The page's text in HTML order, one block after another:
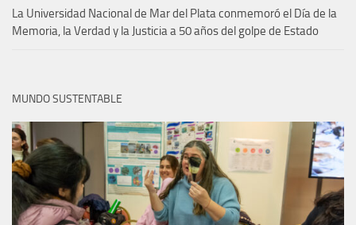
La Universidad Nacional de Mar del Plata conmemoró el Día de la
Memoria, la Verdad y la Justicia a 50 años del golpe de Estado
MUNDO SUSTENTABLE